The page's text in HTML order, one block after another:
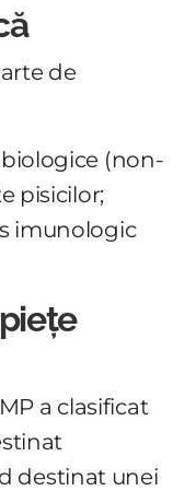
de
(non-
pisicilor;
imunologic
a clasificat
destinat unei